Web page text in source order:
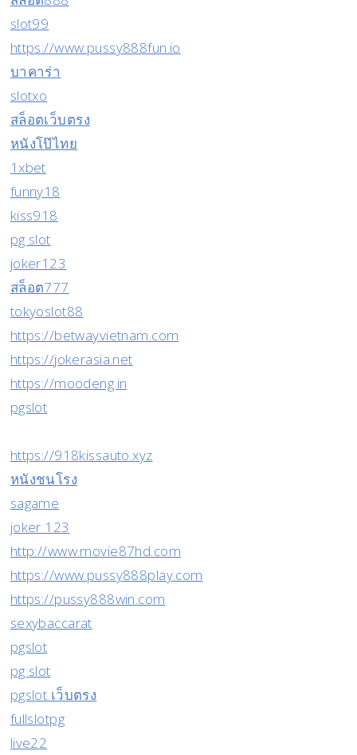
slot99
https://www.pussy888fun.io
บาคาร่า
slotxo
สล็อตเว็บตรง
หนังโป๊ไทย
1xbet
funny18
kiss918
pg slot
joker123
สล็อต777
tokyoslot88
https://betwayvietnam.com
https://jokerasia.net
https://moodeng.in
pgslot
https://918kissauto.xyz
หนังชนโรง
sagame
joker 123
http://www.movie87hd.com
https://www.pussy888play.com
https://pussy888win.com
sexybaccarat
pgslot
pg slot
pgslot เว็บตรง
fullslotpg
live22